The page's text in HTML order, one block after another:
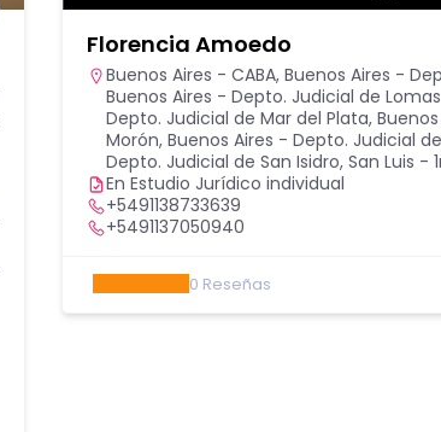
Florencia Amoedo
Buenos Aires - CABA, Buenos Aires -
Buenos Aires - Depto. Judicial de
Depto. Judicial de Mar del Plata,
Morón, Buenos Aires - Depto. Judicial
Depto. Judicial de San Isidro, San Luis -
En Estudio Jurídico individual
+5491138733639
+5491137050940
0 Reseñas